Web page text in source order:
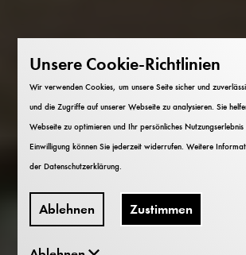
Unsere Cookie-Richtlinien
Wir verwenden Cookies, um unsere Seite sicher und
und die Zugriffe auf unserer Webseite zu analysieren. Sie
Webseite zu optimieren und Ihr persönliches
Einwilligung können Sie jederzeit widerrufen. Weitere
derDatenschutzerklärung.
Ablehnen Zustimmen